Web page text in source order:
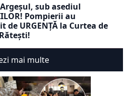
Argeșul, sub asediul
Pompierii au
de URGENȚĂ la Curtea de
mai multe